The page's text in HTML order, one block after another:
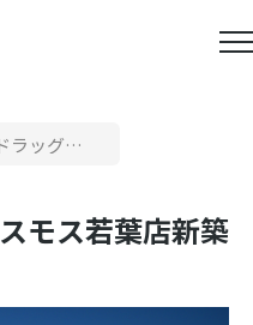
（仮称）ドラッグコスモス若葉店新築工事
モス若葉店新築